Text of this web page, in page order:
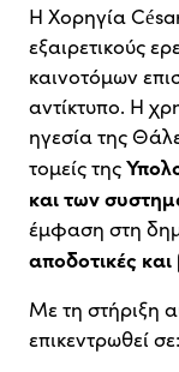
Η Χορηγία
εξαιρετικούς
καινοτόμων
αντίκτυπο. Η
ηγεσία της
τομείς της
και των
έμφαση στη
αποδοτικές και
Με τη στήριξη
επικεντρωθεί σε: